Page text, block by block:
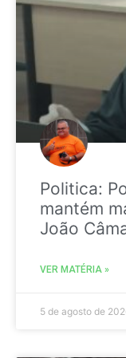
Politica:
mantém
João
VER MATÉRIA »
5 de agosto de